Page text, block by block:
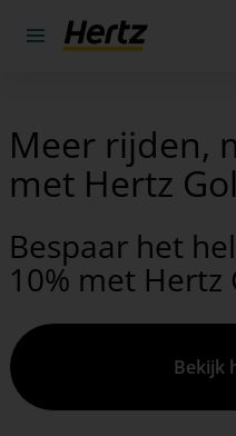
Meer rijden,
met Hertz
Bespaar het
10% met Hertz
Bekijk